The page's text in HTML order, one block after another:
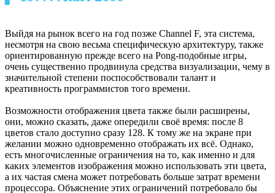
Выйдя на рынок всего на год позже Channel F, эта система,
несмотря на свою весьма специфическую архитектуру, также
ориентированную прежде всего на Pong-подобные игры,
очень существенно продвинула средства визуализации, чему в
значительной степени поспособствовали талант и
креативность программистов того времени.
Возможности отображения цвета также были расширены,
они, можно сказать, даже опередили своё время: после 8
цветов стало доступно сразу 128. К тому же на экране при
желании можно одновременно отображать их всё. Однако,
есть многочисленные ограничения на то, как именно и для
каких элементов изображения можно использовать эти цвета,
а их частая смена может потребовать больше затрат времени
процессора. Объяснение этих ограничений потребовало бы